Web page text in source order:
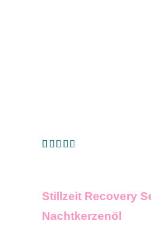
Stillzeit Recovery
Nachtkerzenöl